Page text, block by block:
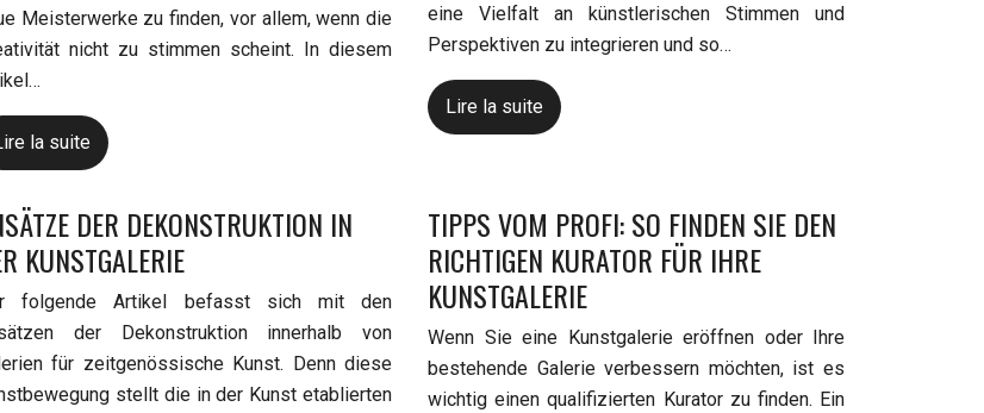
Meisterwerke zu finden, vor allem, wenn die
nicht zu stimmen scheint. In diesem
la suite
eine Vielfalt an künstlerischen Stimmen und
Perspektiven zu integrieren und so…
Lire la suite
DER DEKONSTRUKTION IN
KUNSTGALERIE
folgende Artikel befasst sich mit den
der Dekonstruktion innerhalb von
für zeitgenössische Kunst. Denn diese
stellt die in der Kunst etablierten
TIPPS VOM PROFI: SO FINDEN SIE DEN
RICHTIGEN KURATOR FÜR IHRE
KUNSTGALERIE
Wenn Sie eine Kunstgalerie eröffnen oder Ihre
bestehende Galerie verbessern möchten, ist es
wichtig einen qualifizierten Kurator zu finden. Ein